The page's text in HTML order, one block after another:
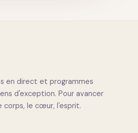
en direct et programmes
d'exception. Pour avancer
corps, le cœur, l'esprit.